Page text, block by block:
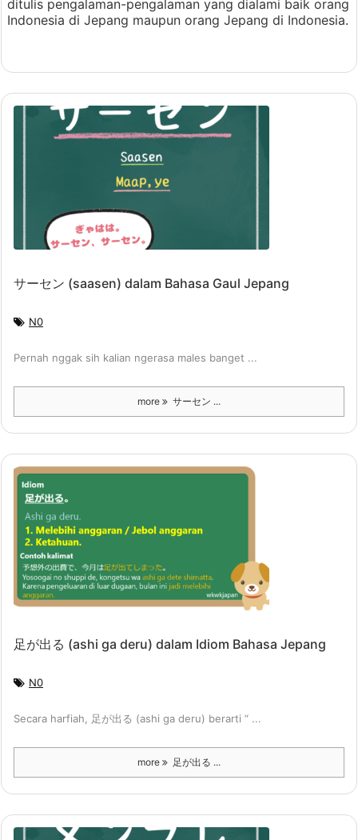
ditulis pengalaman-pengalaman yang dialami baik orang
Indonesia di Jepang maupun orang Jepang di Indonesia.
サーセン (saasen) dalam Bahasa Gaul Jepang
N0
Pernah nggak sih kalian ngerasa males banget ...
more サーセン ...
足が出る (ashi ga deru) dalam Idiom Bahasa Jepang
N0
Secara harfiah, 足が出る (ashi ga deru) berarti “ ...
more 足が出る ...